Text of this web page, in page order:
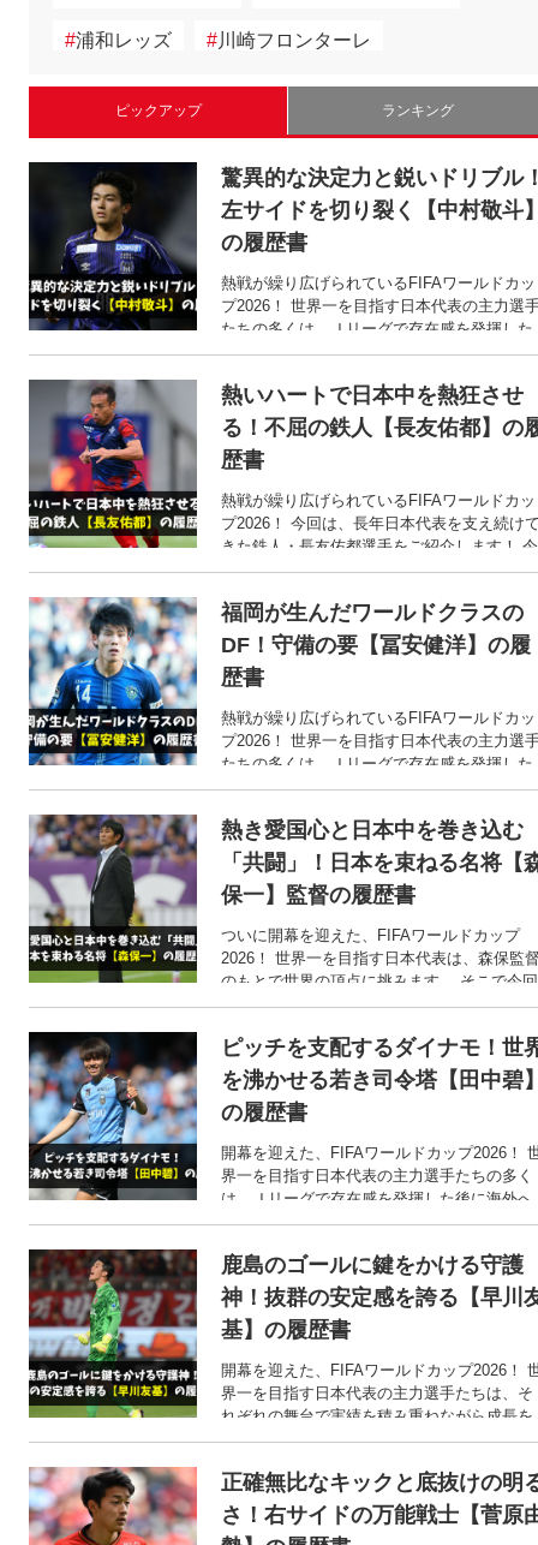
#浦和レッズ #川崎フロンターレ
#名古屋グランパス #東京ヴェルディ
小林悠 小野伸二 #横浜Ｆ・マリノス
#北海道コンサドーレ札幌
#ジュビロ磐田 #J撮り #ヴィッセル神戸
ピックアップ ランキング
驚異的な決定力と鋭いドリブル
左サイドを切り裂く【中村敬斗
の履歴書
熱戦が繰り広げられているFIFAワールドカッ
プ2026！ 世界一を目指す日本代表の主力選
たちの多くは、Ｊリーグで存在感を発揮した
後に海外へと渡った選手たちです。 そこで今
手のここまでの歩みをご紹介します！
熱いハートで日本中を熱狂させ
る！不屈の鉄人【長友佑都】の
歴書
熱戦が繰り広げられているFIFAワールドカッ
プ2026！ 今回は、長年日本代表を支え続け
きた鉄人・長友佑都選手をご紹介します！ 今
や日本サッカー界の生ける伝説とも言える存
とは？
福岡が生んだワールドクラスの
DF！守備の要【冨安健洋】の履
歴書
熱戦が繰り広げられているFIFAワールドカッ
プ2026！ 世界一を目指す日本代表の主力選
たちの多くは、Ｊリーグで存在感を発揮した
後に海外へと渡った選手たちです。 そこで今
までの歩みをご紹介します！
熱き愛国心と日本中を巻き込む
「共闘」！日本を束ねる名将【
保一】監督の履歴書
ついに開幕を迎えた、FIFAワールドカップ
2026！ 世界一を目指す日本代表は、森保監
のもとで世界の頂点に挑みます。 そこで今回
は、FIFAワールドカップ2026で指揮を執る日
介します！
ピッチを支配するダイナモ！世
を沸かせる若き司令塔【田中碧
の履歴書
開幕を迎えた、FIFAワールドカップ2026！
界一を目指す日本代表の主力選手たちの多く
は、Ｊリーグで存在感を発揮した後に海外へ
と渡った選手たちです。 そこで今回は、
田中碧選手のここまでの歩みをご紹介しま
す！
鹿島のゴールに鍵をかける守護
神！抜群の安定感を誇る【早川
基】の履歴書
開幕を迎えた、FIFAワールドカップ2026！
界一を目指す日本代表の主力選手たちは、そ
れぞれの舞台で実績を積み重ねながら成長を
遂げてきました。 そこで今回は、FIFAワー
基選手のここまでの歩みをご紹介します！
正確無比なキックと底抜けの明
さ！右サイドの万能戦士【菅原